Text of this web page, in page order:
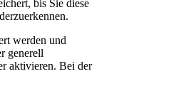
bis Sie diese
werden und
generell
aktivieren. Bei der